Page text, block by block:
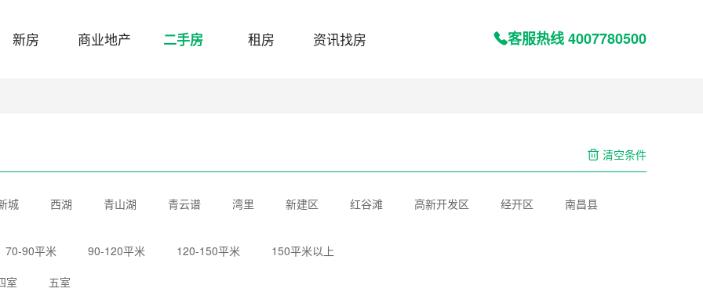
新房 商业地产 二手房 租房 资讯找房 客服热线 4007780500
清空条件
城 西湖 青山湖 青云谱 湾里 新建区 红谷滩 高新开发区 经开区
南昌县
70-90平米 90-120平米 120-150平米
150平米以上
室
五室